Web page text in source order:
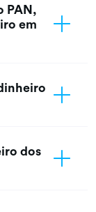
PAN,
em
dos